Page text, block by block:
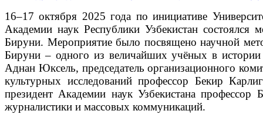
16–17 октября 2025 года по инициативе
Академии наук Республики Узбекистан
Бируни. Мероприятие было посвящено научной
Бируни – одного из величайших учёных в истории
Аднан Юксель, председатель организационного
культурных исследований профессор Бекир
президент Академии наук Узбекистана
журналистики и массовых коммуникаций.